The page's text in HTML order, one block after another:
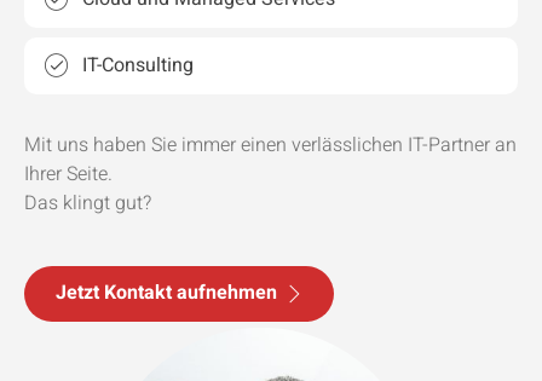
IT-Consulting
Mit uns haben Sie immer einen verlässlichen IT-Partner an
Ihrer Seite.
Das klingt gut?
Jetzt Kontakt aufnehmen